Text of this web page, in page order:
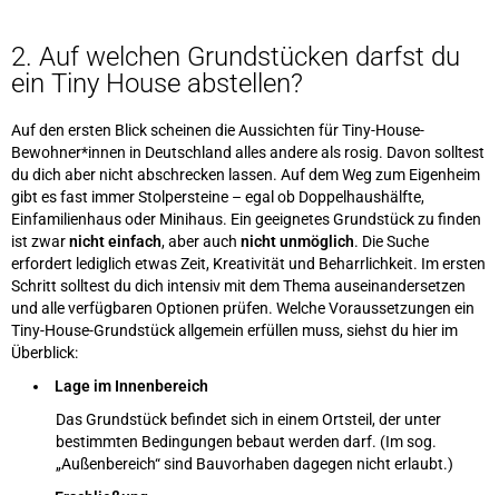
2. Auf welchen Grundstücken darfst du
ein Tiny House abstellen?
Auf den ersten Blick scheinen die Aussichten für Tiny-House-
Bewohner*innen in Deutschland alles andere als rosig. Davon solltest
du dich aber nicht abschrecken lassen. Auf dem Weg zum Eigenheim
gibt es fast immer Stolpersteine – egal ob Doppelhaushälfte,
Einfamilienhaus oder Minihaus. Ein geeignetes Grundstück zu finden
ist zwarnicht einfach, aber auch nicht unmöglich. Die Suche
erfordert lediglich etwas Zeit, Kreativität und Beharrlichkeit. Im ersten
Schritt solltest du dich intensiv mit dem Thema auseinandersetzen
und alle verfügbaren Optionen prüfen. Welche Voraussetzungen ein
Tiny-House-Grundstück allgemein erfüllen muss, siehst du hier im
Überblick:
Lage im Innenbereich
Das Grundstück befindet sich in einem Ortsteil, der unter
bestimmten Bedingungen bebaut werden darf. (Im sog.
„Außenbereich“ sind Bauvorhaben dagegen nicht erlaubt.)